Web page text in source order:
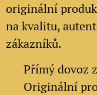
originální
na kvalitu,
zákazníků.
Přímý dovoz
Originální